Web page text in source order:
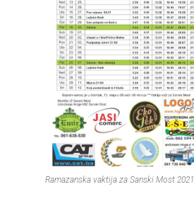
Ramazanska vaktija za Sanski Most 2021